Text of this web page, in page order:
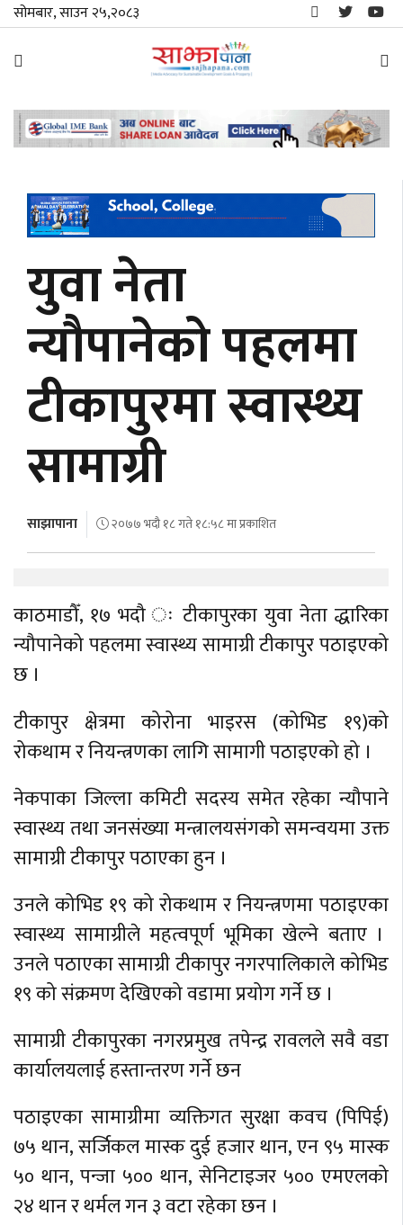
सोमबार, साउन २५,२०८३
समाचार
स्थानीय
जीवनशैली
मनोरञ्जन/
अर्थ
अन्तरवार्ता
बहस
युवा नेता
न्यौपानेको पहलमा
टीकापुरमा स्वास्थ्य
सामाग्री
साझापाना २०७७ भदौ १८ गते १८:५८ मा प्रकाशित
काठमाडौँ, १७ भदौ ः टीकापुरका युवा नेता द्धारिका
न्यौपानेको पहलमा स्वास्थ्य सामाग्री टीकापुर पठाइएको
छ ।
टीकापुर क्षेत्रमा कोरोना भाइरस (कोभिड १९)को
रोकथाम र नियन्त्रणका लागि सामागी पठाइएको हो ।
नेकपाका जिल्ला कमिटी सदस्य समेत रहेका न्यौपाने
स्वास्थ्य तथा जनसंख्या मन्त्रालयसंगको समन्वयमा उक्त
सामाग्री टीकापुर पठाएका हुन ।
उनले कोभिड १९ को रोकथाम र नियन्त्रणमा पठाइएका
स्वास्थ्य सामाग्रीले महत्वपूर्ण भूमिका खेल्ने बताए ।
उनले पठाएका सामाग्री टीकापुर नगरपालिकाले कोभिड
१९ को संक्रमण देखिएको वडामा प्रयोग गर्ने छ ।
सामाग्री टीकापुरका नगरप्रमुख तपेन्द्र रावलले सवै वडा
कार्यालयलाई हस्तान्तरण गर्ने छन
पठाइएका सामाग्रीमा व्यक्तिगत सुरक्षा कवच (पिपिई)
७५ थान, सर्जिकल मास्क दुई हजार थान, एन ९५ मास्क
५० थान, पन्जा ५०० थान, सेनिटाइजर ५०० एमएलको
२४ थान र थर्मल गन ३ वटा रहेका छन ।